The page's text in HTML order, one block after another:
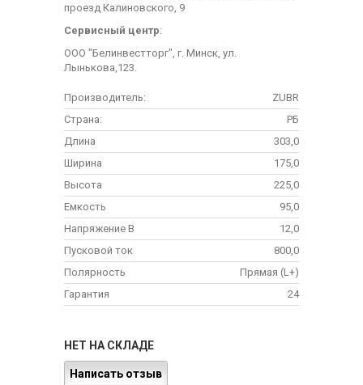
проезд Калиновского, 9
Сервисный центр:
ООО "Белинвестторг", г. Минск, ул.
Лынькова,123.
Производитель:
ZUBR
Страна:
РБ
Длина
303,0
Ширина
175,0
Высота
225,0
Емкость
95,0
Напряжение В
12,0
Пусковой ток
800,0
Полярность
Прямая (L+)
Гарантия
24
НЕТ НА СКЛАДЕ
Написать отзыв